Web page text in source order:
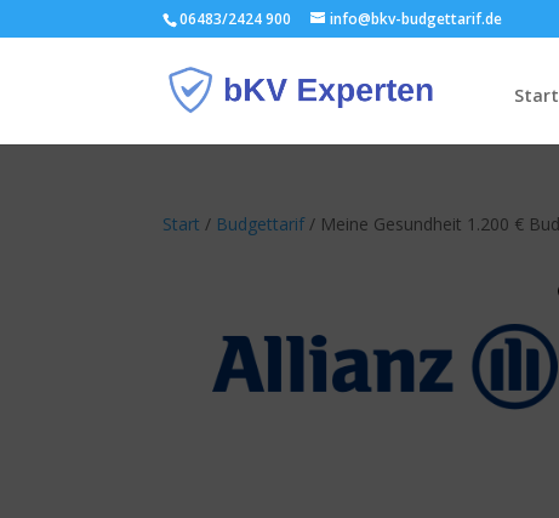
06483/2424 900 info@bkv-budgettarif.de
Start
Start / Budgettarif/ Meine Gesundheit 1.200 €